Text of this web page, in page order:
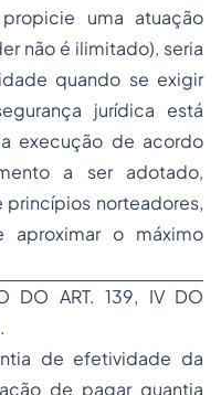
uma atuação
não é ilimitado), seria
quando se exigir
jurídica está
execução de acordo
a ser adotado,
norteadores,
o máximo
DO ART. 139, IV DO
de efetividade da
de pagar quantia